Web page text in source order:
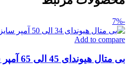
-7%
Add to compare
بی متال هیوندای 45 الی 65 آمپر سایز 100AF